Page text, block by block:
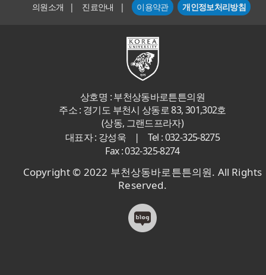
의원소개 | 진료안내 | 이용약관 개인정보처리방침
상호명 : 부천상동바로튼튼의원
주소 : 경기도 부천시 상동로 83, 301,302호
(상동, 그랜드프라자)
대표자 : 강성욱
|
Tel : 032-325-8275
Fax : 032-325-8274
Copyright © 2022 부천상동바로튼튼의원. All Rights
Reserved.